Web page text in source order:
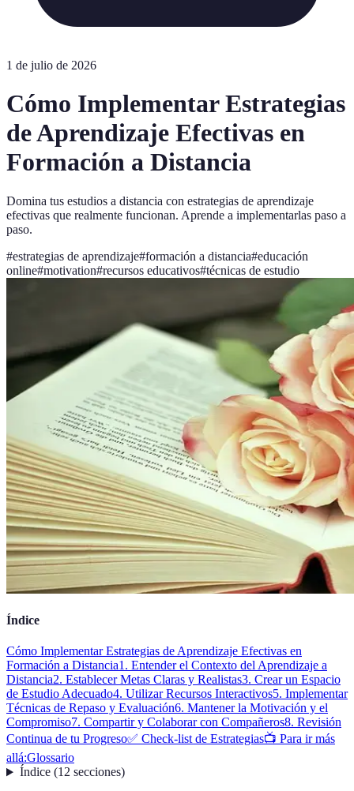
1 de julio de 2026
Cómo Implementar Estrategias
de Aprendizaje Efectivas en
Formación a Distancia
Domina tus estudios a distancia con estrategias de aprendizaje
efectivas que realmente funcionan. Aprende a implementarlas paso a
paso.
#estrategias de aprendizaje#formación a distancia#educación
online#motivation#recursos educativos#técnicas de estudio
Índice
Cómo Implementar Estrategias de Aprendizaje Efectivas en
Formación a Distancia1. Entender el Contexto del Aprendizaje a
Distancia2. Establecer Metas Claras y Realistas3. Crear un Espacio
de Estudio Adecuado4. Utilizar Recursos Interactivos5. Implementar
Técnicas de Repaso y Evaluación6. Mantener la Motivación y el
Compromiso7. Compartir y Colaborar con Compañeros8. Revisión
Continua de tu Progreso✅ Check-list de Estrategias📺 Para ir más
allá:Glossario
Índice(12 secciones)